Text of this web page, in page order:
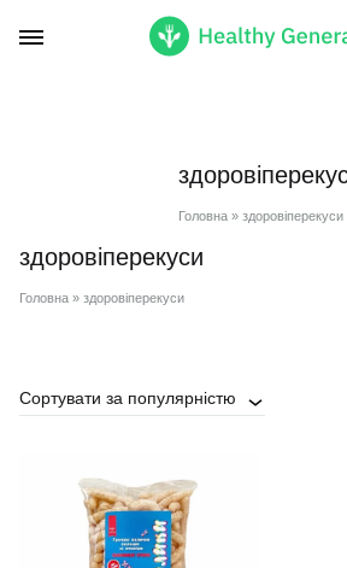
Головна» здоровіперекуси
здоровіперекуси
Головна » здоровіперекуси
Сортувати за популярністю